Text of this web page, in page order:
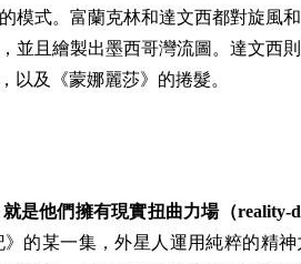
模式。富蘭克林和達文西都對旋風
並且繪製出墨西哥灣流圖。達文西
以及《蒙娜麗莎》的捲髮。
是他們擁有現實扭曲力場（reality-
的某一集，外星人運用純粹的精